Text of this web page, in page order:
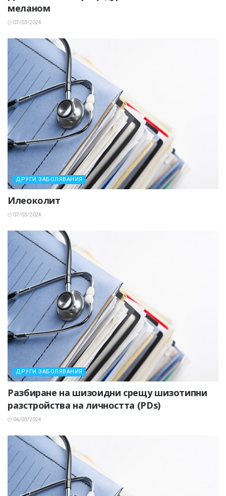
меланом
07/03/2024
ДРУГИ ЗАБОЛЯВАНИЯ
Илеоколит
07/03/2024
ДРУГИ ЗАБОЛЯВАНИЯ
Разбиране на шизоидни срещу шизотипни
разстройства на личността (PDs)
06/03/2024